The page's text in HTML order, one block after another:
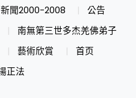
聞2000-2008
公告
南無第三世多杰羌佛弟子
藝術欣賞
首页
正法